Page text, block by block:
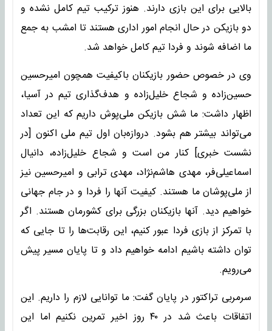
بالایی برای این بازی دارند. هنوز ترکیب تیم کامل نشده و
دو بازیکن در حال انجام امور اداری هستند تا امشب به جمع
ما اضافه شوند و فردا تیم کامل خواهد شد.
وی در خصوص حضور بازیکنان باکیفیت همچون امیرحسین
حسین‌زاده و شجاع خلیل‌زاده و هدف‌گذاری تیم در آسیا،
اظهار داشت: ما شش بازیکن ملی‌پوش داریم که این تعداد
می‌تواند بیشتر هم بشود. دروازه‌بان اول تیم ملی اکنون [در
نشست خبری] کنار من است و شجاع خلیل‌زاده، دانیال
اسماعیلی‌فر، مهدی هاشم‌نژاد، مهدی ترابی و امیرحسین نیز
از ملی‌پوشان ما هستند. کیفیت آنها را فردا و در جام جهانی
خواهیم دید. آنها بازیکنان بزرگی برای کشورمان هستند. اگر
با تمرکز از بازی فردا عبور کنیم، این رقابت‌ها را تا جایی که
توان داشته باشیم ادامه خواهیم داد و تا پایان مسیر پیش
می‌رویم.
سرمربی تراکتور در پایان گفت: ما توانایی لازم را داریم. این
اتفاقات باعث شد در ۴۰ روز اخیر تمرین نکنیم اما این